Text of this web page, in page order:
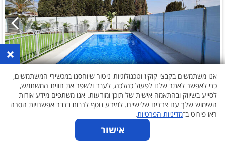
אחוזת עין הגפן
ירושלים והרי יהודה גפן
וילה 4 חדרים
עד 18 אורחים
×
אנו משתמשים בקבצי קוקיז וטכנולוגיות ניטור שיוחסנו במכשירי המשתמשים,
כדי לאפשר לאתר שלנו לפעול כהלכה, לעבד ולשפר את חווית המשתמש,
לסייע בשיווק ובהתאמה אישית של תוכן ומודעות. אנו משתפים מידע אודות
השימוש שלך עם צדדים שלישיים. למידע נוסף לרבות בדבר אפשרויות הסרה
ראו פירוט ב־מדיניות הפרטיות.
אישור